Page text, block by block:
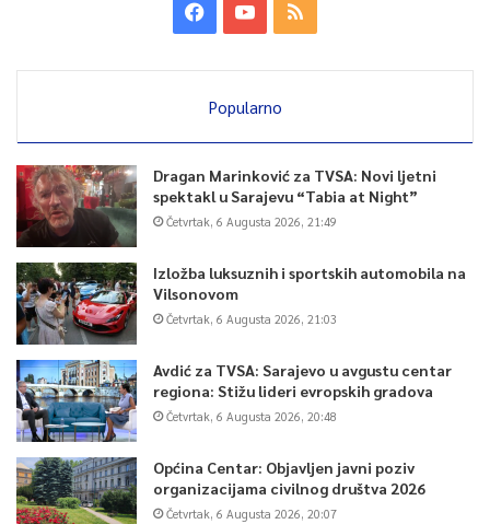
Popularno
Dragan Marinković za TVSA: Novi ljetni
spektakl u Sarajevu “Tabia at Night”
Četvrtak, 6 Augusta 2026, 21:49
Izložba luksuznih i sportskih automobila na
Vilsonovom
Četvrtak, 6 Augusta 2026, 21:03
Avdić za TVSA: Sarajevo u avgustu centar
regiona: Stižu lideri evropskih gradova
Četvrtak, 6 Augusta 2026, 20:48
Općina Centar: Objavljen javni poziv
organizacijama civilnog društva 2026
Četvrtak, 6 Augusta 2026, 20:07